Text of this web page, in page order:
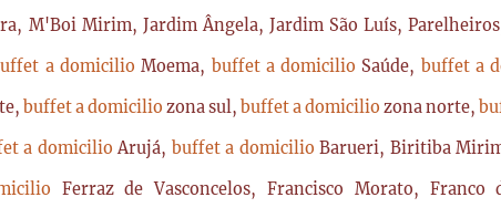
M'Boi Mirim, Jardim Ângela, Jardim São Luís,
a domicilioMoema, buffet a domicilio Saúde, buffet a
buffet a domiciliozona sul,buffet a domiciliozona norte,
a domicilioArujá, buffet a domicilioBarueri, Biritiba
Ferraz de Vasconcelos, Francisco Morato, Franco